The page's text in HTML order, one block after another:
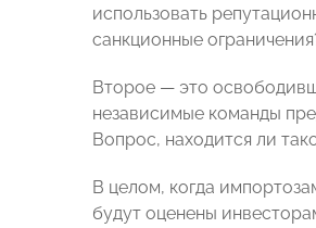
использовать
санкционные
Второе — это
независимые команды
Вопрос, находится ли
В целом, когда
будут оценены